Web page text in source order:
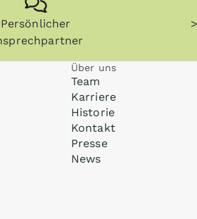
Persönlicher
Über uns
Team
Karriere
Historie
Kontakt
Presse
News